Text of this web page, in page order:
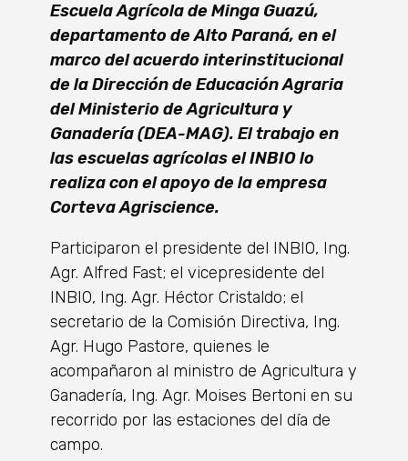
Escuela Agrícola de Minga Guazú,
departamento de Alto Paraná, en el
marco del acuerdo interinstitucional
de la Dirección de Educación Agraria
del Ministerio de Agricultura y
Ganadería (DEA-MAG). El trabajo en
las escuelas agrícolas el INBIO lo
realiza con el apoyo de la empresa
Corteva Agriscience.
Participaron el presidente del INBIO, Ing.
Agr. Alfred Fast; el vicepresidente del
INBIO, Ing. Agr. Héctor Cristaldo; el
secretario de la Comisión Directiva, Ing.
Agr. Hugo Pastore, quienes le
acompañaron al ministro de Agricultura y
Ganadería, Ing. Agr. Moises Bertoni en su
recorrido por las estaciones del día de
campo.